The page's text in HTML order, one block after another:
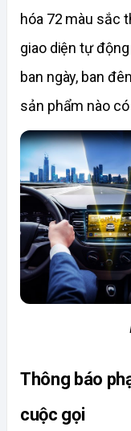
hóa 72 màu sắc
giao diện tự
ban ngày, ban
sản phẩm nào
Thông báo
cuộc gọi